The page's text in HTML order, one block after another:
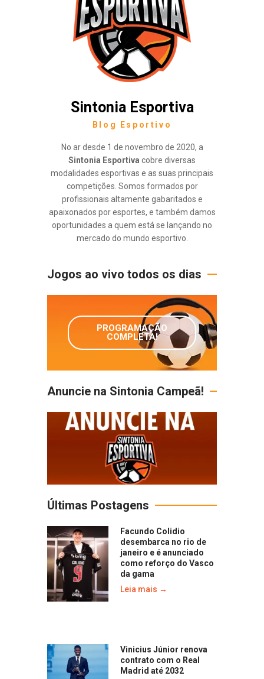
Sintonia Esportiva
Blog Esportivo
No ar desde 1 de novembro de 2020, a
Sintonia Esportiva cobre diversas
modalidades esportivas e as suas principais
competições. Somos formados por
profissionais altamente gabaritados e
apaixonados por esportes, e também damos
oportunidades a quem está se lançando no
mercado do mundo esportivo.
Jogos ao vivo todos os dias
PROGRAMAÇÃO
COMPLETA!
Anuncie na Sintonia Campeã!
Últimas Postagens
Facundo Colidio
desembarca no rio de
janeiro e é anunciado
como reforço do Vasco
da gama
Leia mais →
Vinicius Júnior renova
contrato com o Real
Madrid até 2032